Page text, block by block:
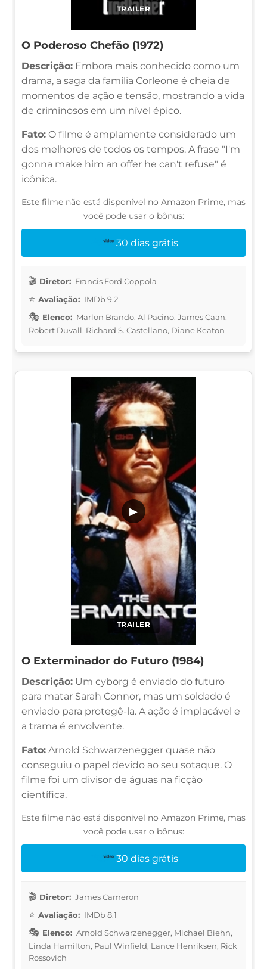
TRAILER
O Poderoso Chefão (1972)
Descrição: Embora mais conhecido como um
drama, a saga da família Corleone é cheia de
momentos de ação e tensão, mostrando a vida
de criminosos em um nível épico.
Fato: O filme é amplamente considerado um
dos melhores de todos os tempos. A frase "I'm
gonna make him an offer he can't refuse" é
icônica.
Este filme não está disponível no Amazon Prime, mas
você pode usar o bônus:
30 dias grátis
Diretor: Francis Ford Coppola
Avaliação: IMDb 9.2
Elenco: Marlon Brando, Al Pacino, James Caan,
Robert Duvall, Richard S. Castellano, Diane Keaton
TRAILER
▶
O Exterminador do Futuro (1984)
Descrição: Um cyborg é enviado do futuro
para matar Sarah Connor, mas um soldado é
enviado para protegê-la. A ação é implacável e
a trama é envolvente.
Fato: Arnold Schwarzenegger quase não
conseguiu o papel devido ao seu sotaque. O
filme foi um divisor de águas na ficção
científica.
Este filme não está disponível no Amazon Prime, mas
você pode usar o bônus:
30 dias grátis
Diretor: James Cameron
Avaliação: IMDb 8.1
Elenco: Arnold Schwarzenegger, Michael Biehn,
Linda Hamilton, Paul Winfield, Lance Henriksen, Rick
Rossovich